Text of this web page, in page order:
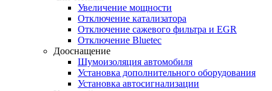
Увеличение мощности
Отключение катализатора
Отключение сажевого фильтра и EGR
Отключение Bluetec
Дооснащение
Шумоизоляция автомобиля
Установка дополнительного оборудования
Установка автосигнализации